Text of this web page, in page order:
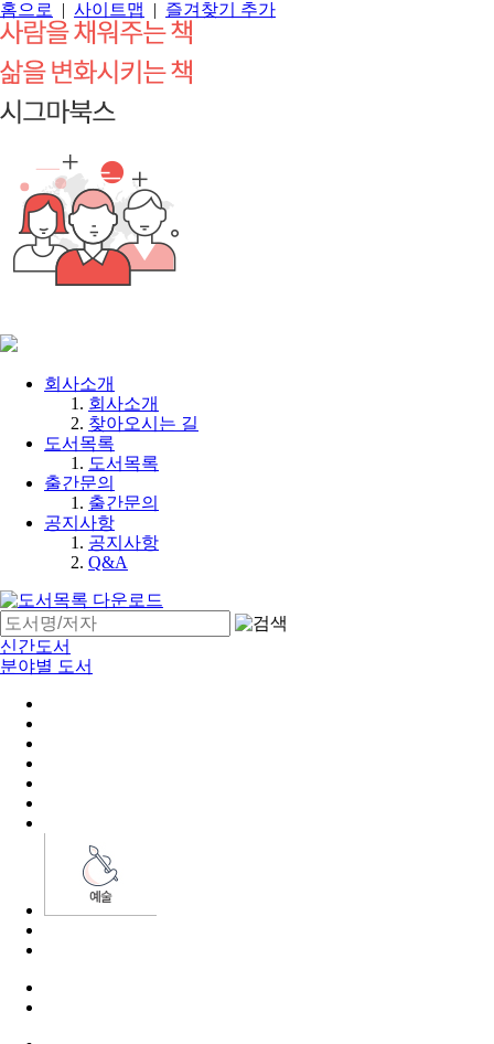
홈으로 | 사이트맵 | 즐겨찾기 추가
회사소개
회사소개
찾아오시는 길
도서목록
도서목록
출간문의
출간문의
공지사항
공지사항
Q&A
신간도서
분야별 도서